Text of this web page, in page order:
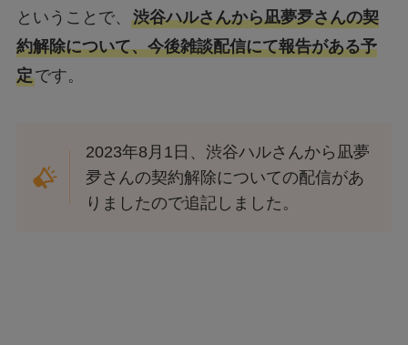
ということで、 渋谷ハルさんから凪夢夛さんの契
約解除について、今後雑談配信にて報告がある予
定です。
2023年8月1日、渋谷ハルさんから凪夢
夛さんの契約解除についての配信があ
りましたので追記しました。